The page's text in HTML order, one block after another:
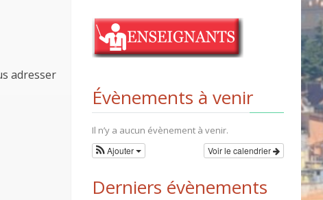
adresser
Évènements à venir
Il n’y a aucun évènement à venir.
Voir le calendrier
Ajouter
Derniers évènements